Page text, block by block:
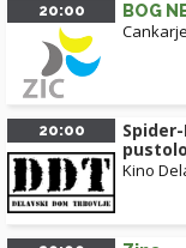
20:00 BOG
20:00
Kino